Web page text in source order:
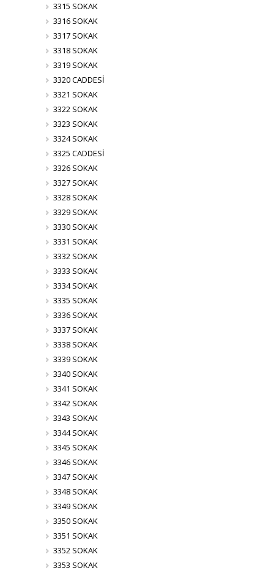
3315 SOKAK
3316 SOKAK
3317 SOKAK
3318 SOKAK
3319 SOKAK
3320 CADDESİ
3321 SOKAK
3322 SOKAK
3323 SOKAK
3324 SOKAK
3325 CADDESİ
3326 SOKAK
3327 SOKAK
3328 SOKAK
3329 SOKAK
3330 SOKAK
3331 SOKAK
3332 SOKAK
3333 SOKAK
3334 SOKAK
3335 SOKAK
3336 SOKAK
3337 SOKAK
3338 SOKAK
3339 SOKAK
3340 SOKAK
3341 SOKAK
3342 SOKAK
3343 SOKAK
3344 SOKAK
3345 SOKAK
3346 SOKAK
3347 SOKAK
3348 SOKAK
3349 SOKAK
3350 SOKAK
3351 SOKAK
3352 SOKAK
3353 SOKAK